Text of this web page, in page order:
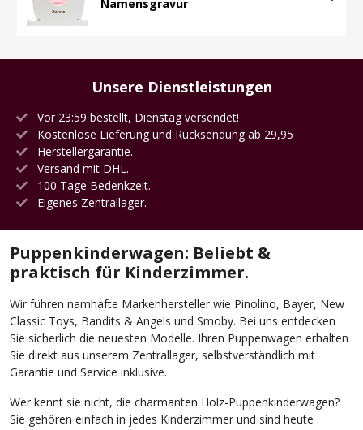
Namensgravur
Unsere Dienstleistungen
Vor 23:59 bestellt, Dienstag versendet!
Kostenlose Lieferung und Rücksendung ab 29,95
Herstellergarantie.
Versand mit DHL.
100 Tage Bedenkzeit.
Eigenes Zentrallager.
Puppenkinderwagen: Beliebt &
praktisch für Kinderzimmer.
Wir führen namhafte Markenhersteller wie Pinolino, Bayer, New
Classic Toys, Bandits & Angels und Smoby. Bei uns entdecken
Sie sicherlich die neuesten Modelle. Ihren Puppenwagen erhalten
Sie direkt aus unserem Zentrallager, selbstverständlich mit
Garantie und Service inklusive.
Wer kennt sie nicht, die charmanten Holz-Puppenkinderwagen?
Sie gehören einfach in jedes Kinderzimmer und sind heute